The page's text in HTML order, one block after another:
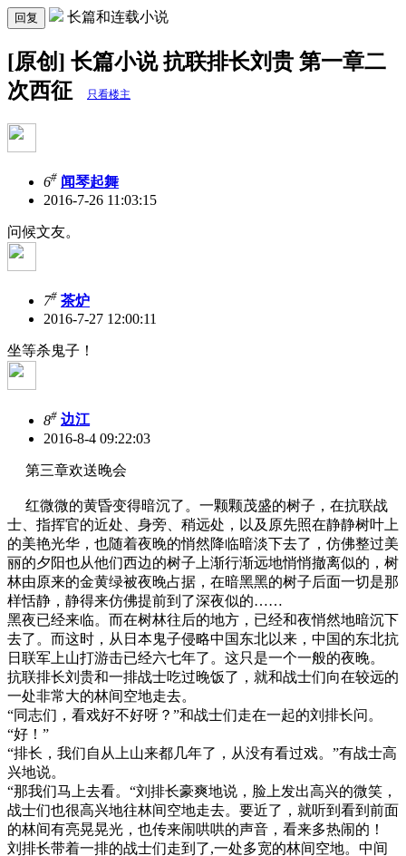
回复 长篇和连载小说
[原创] 长篇小说 抗联排长刘贵 第一章二
次西征
只看楼主
6# 闻琴起舞
2016-7-26 11:03:15
问候文友。
7# 茶炉
2016-7-27 12:00:11
坐等杀鬼子！
8# 边江
2016-8-4 09:22:03
第三章欢送晚会
红微微的黄昏变得暗沉了。一颗颗茂盛的树子，在抗联战
士、指挥官的近处、身旁、稍远处，以及原先照在静静树叶上
的美艳光华，也随着夜晚的悄然降临暗淡下去了，仿佛整过美
丽的夕阳也从他们西边的树子上渐行渐远地悄悄撤离似的，树
林由原来的金黄绿被夜晚占据，在暗黑黑的树子后面一切是那
样恬静，静得来仿佛提前到了深夜似的……
黑夜已经来临。而在树林往后的地方，已经和夜悄然地暗沉下
去了。而这时，从日本鬼子侵略中国东北以来，中国的东北抗
日联军上山打游击已经六七年了。这只是一个一般的夜晚。
抗联排长刘贵和一排战士吃过晚饭了，就和战士们向在较远的
一处非常大的林间空地走去。
“同志们，看戏好不好呀？”和战士们走在一起的刘排长问。
“好！”
“排长，我们自从上山来都几年了，从没有看过戏。”有战士高
兴地说。
“那我们马上去看。“刘排长豪爽地说，脸上发出高兴的微笑，
战士们也很高兴地往林间空地走去。要近了，就听到看到前面
的林间有亮晃晃光，也传来闹哄哄的声音，看来多热闹的！
刘排长带着一排的战士们走到了,一处多宽的林间空地。中间